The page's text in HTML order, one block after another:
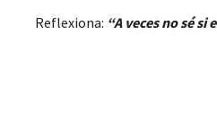
Reflexiona: “A veces no sé